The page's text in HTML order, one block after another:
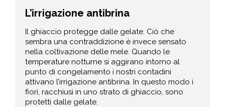
L’irrigazione antibrina
Il ghiaccio protegge dalle gelate. Ciò che
sembra una contraddizione è invece sensato
nella coltivazione delle mele. Quando le
temperature notturne si aggirano intorno al
punto di congelamento i nostri contadini
attivano l’irrigazione antibrina. In questo modo i
fiori, racchiusi in uno strato di ghiaccio, sono
protetti dalle gelate.